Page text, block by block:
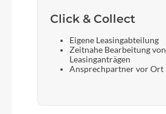
Click & Collect
Eigene Leasingabteilung
Zeitnahe Bearbeitung von
Leasinganträgen
Ansprechpartner vor Ort